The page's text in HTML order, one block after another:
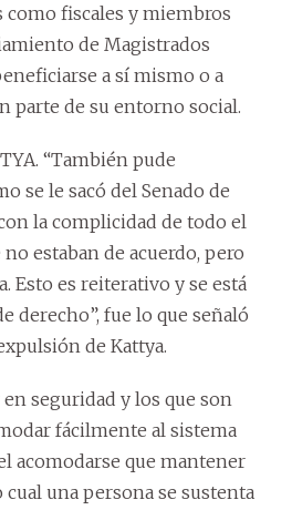
como fiscales y miembros
de Magistrados
a sí mismo o a
parte de su entorno social.
“También pude
se le sacó del Senado de
la complicidad de todo el
estaban de acuerdo, pero
Esto es reiterativo y se está
derecho”, fue lo que señaló
de Kattya.
en seguridad y los que son
fácilmente al sistema
acomodarse que mantener
una persona se sustenta